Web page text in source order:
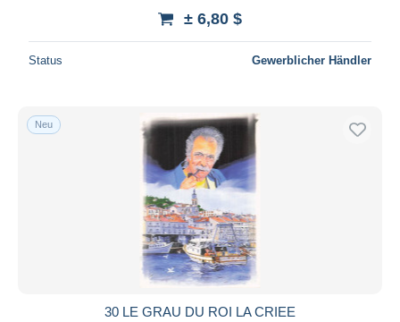
± 6,80 $
Status Gewerblicher Händler
Neu
30 LE GRAU DU ROI LA CRIEE